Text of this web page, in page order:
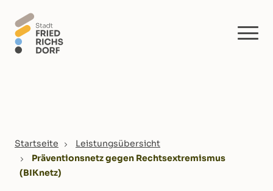
You are here:
Startseite
Leistungsübersicht
Präventionsnetz gegen Rechtsextremismus
(BIKnetz)